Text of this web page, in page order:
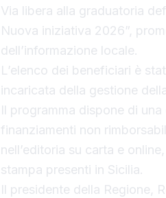
Via libera alla graduatoria
Nuova iniziativa 2026”,
dell’informazione locale.
L’elenco dei beneficiari è
incaricata della gestione
Il programma dispone di
finanziamenti non
nell’editoria su carta e
stampa presenti in Sicilia.
Il presidente della Regione,